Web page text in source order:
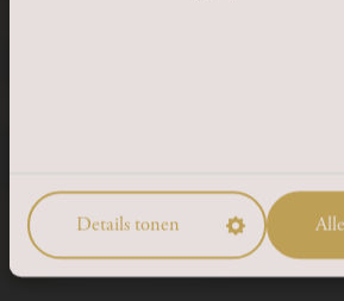
Details tonen
+31(0)46 44 32 888
info@alfabier.nl